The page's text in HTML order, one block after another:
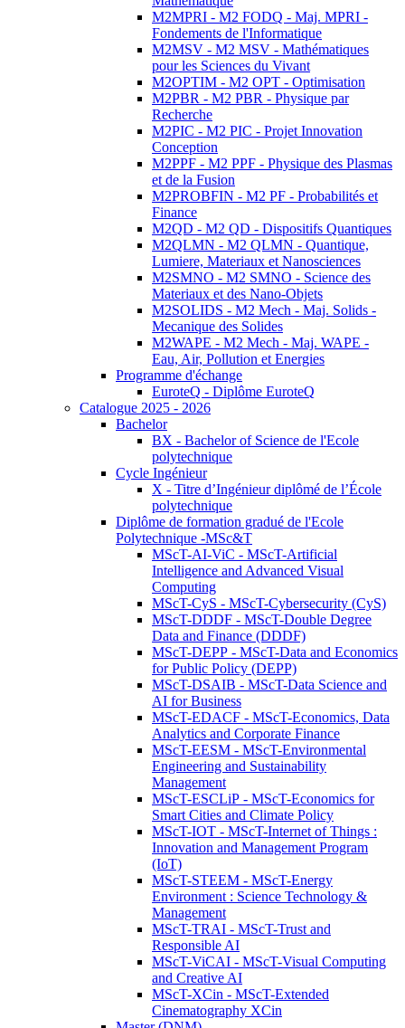
M2MPRI - M2 FODQ - Maj. MPRI -
Fondements de l'Informatique
M2MSV - M2 MSV - Mathématiques
pour les Sciences du Vivant
M2OPTIM - M2 OPT - Optimisation
M2PBR - M2 PBR - Physique par
Recherche
M2PIC - M2 PIC - Projet Innovation
Conception
M2PPF - M2 PPF - Physique des Plasmas
et de la Fusion
M2PROBFIN - M2 PF - Probabilités et
Finance
M2QD - M2 QD - Dispositifs Quantiques
M2QLMN - M2 QLMN - Quantique,
Lumiere, Materiaux et Nanosciences
M2SMNO - M2 SMNO - Science des
Materiaux et des Nano-Objets
M2SOLIDS - M2 Mech - Maj. Solids -
Mecanique des Solides
M2WAPE - M2 Mech - Maj. WAPE -
Eau, Air, Pollution et Energies
Programme d'échange
EuroteQ - Diplôme EuroteQ
Catalogue 2025 - 2026
Bachelor
BX - Bachelor of Science de l'Ecole
polytechnique
Cycle Ingénieur
X - Titre d’Ingénieur diplômé de l’École
polytechnique
Diplôme de formation gradué de l'Ecole
Polytechnique -MSc&T
MScT-AI-ViC - MScT-Artificial
Intelligence and Advanced Visual
Computing
MScT-CyS - MScT-Cybersecurity (CyS)
MScT-DDDF - MScT-Double Degree
Data and Finance (DDDF)
MScT-DEPP - MScT-Data and Economics
for Public Policy (DEPP)
MScT-DSAIB - MScT-Data Science and
AI for Business
MScT-EDACF - MScT-Economics, Data
Analytics and Corporate Finance
MScT-EESM - MScT-Environmental
Engineering and Sustainability
Management
MScT-ESCLiP - MScT-Economics for
Smart Cities and Climate Policy
MScT-IOT - MScT-Internet of Things :
Innovation and Management Program
(IoT)
MScT-STEEM - MScT-Energy
Environment : Science Technology &
Management
MScT-TRAI - MScT-Trust and
Responsible AI
MScT-ViCAI - MScT-Visual Computing
and Creative AI
MScT-XCin - MScT-Extended
Cinematography XCin